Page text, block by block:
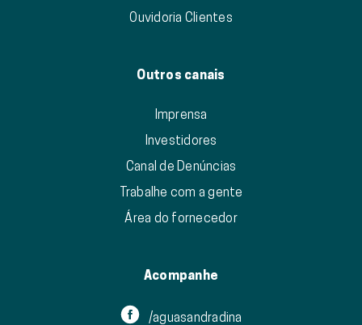
Ouvidoria Clientes
Outros canais
Imprensa
Investidores
Canal de Denúncias
Trabalhe com a gente
Área do fornecedor
Acompanhe
/aguasandradina